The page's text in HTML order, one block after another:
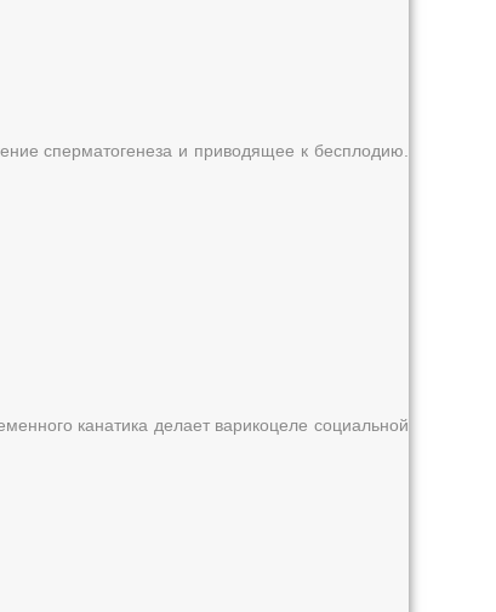
сперматогенеза и приводящее к бесплодию.
канатика делает варикоцеле социальной